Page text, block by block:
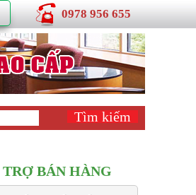
0978 956 655
BÁN HÀNG